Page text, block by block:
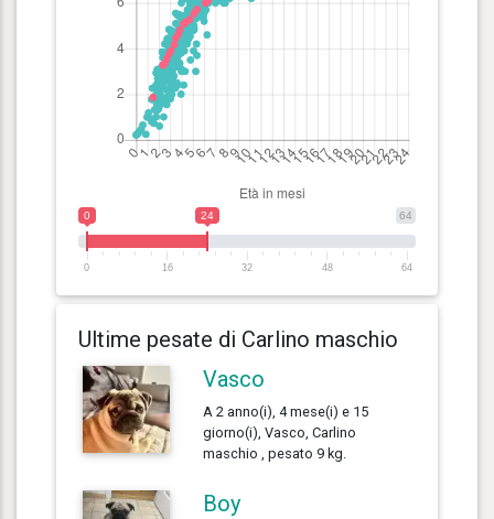
64
0 24
0 16 32 48 64
Ultime pesate di Carlino maschio
Vasco
A 2 anno(i), 4 mese(i) e 15
giorno(i), Vasco, Carlino
maschio , pesato 9 kg.
Boy